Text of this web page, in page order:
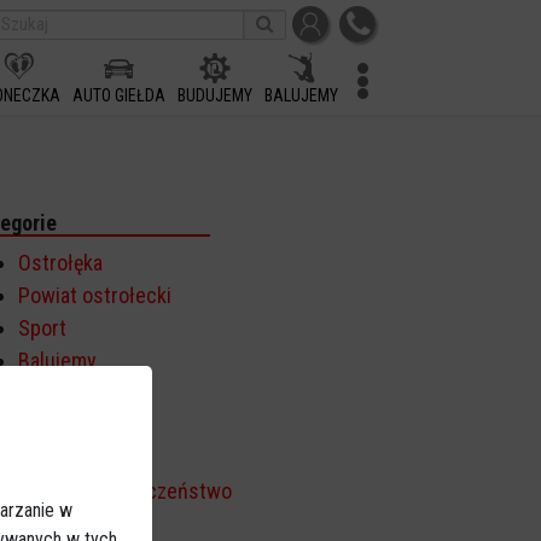
AUTO GIEŁDA BUDUJEMY BALUJEMY
Ostrołęka
Powiat ostrołecki
Sport
Balujemy
Kościół i społeczeństwo
TV Ostrołęka
w